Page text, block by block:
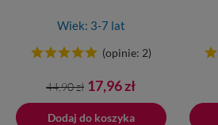
Wiek: 3-7 lat
(opinie: 2)
Cena
podstawowa
44,90 zł Cena
17,96 zł
Dodaj do koszyka
Dodano do koszyka